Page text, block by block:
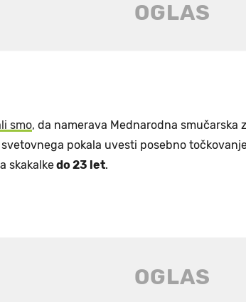
smo, da namerava Mednarodna smučarska
pokala uvesti posebno
skakalkedo 23 let.